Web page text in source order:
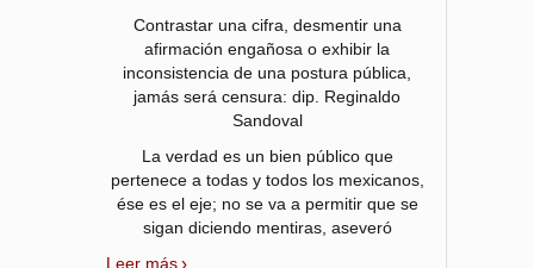
Contrastar una cifra, desmentir una
afirmación engañosa o exhibir la
inconsistencia de una postura pública,
jamás será censura: dip. Reginaldo
Sandoval
La verdad es un bien público que
pertenece a todas y todos los mexicanos,
ése es el eje; no se va a permitir que se
sigan diciendo mentiras, aseveró
Leer más